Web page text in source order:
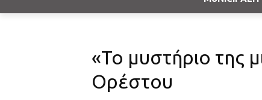
«Το μυστήριο της
Ορέστου